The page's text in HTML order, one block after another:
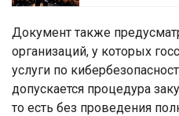
Документ также
организаций, у которых
услуги по
допускается процедура
то есть без проведения